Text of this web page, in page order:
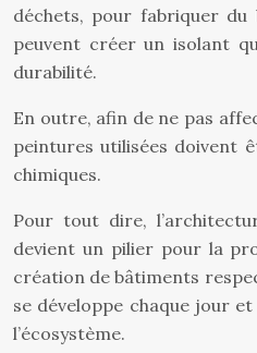
déchets, pour fabriquer du
peuvent créer un isolant
durabilité.
En outre, afin de ne pas
peintures utilisées doivent
chimiques.
Pour tout dire,
devient un pilier pour la
création de bâtiments
se développe chaque jour
l’écosystème.